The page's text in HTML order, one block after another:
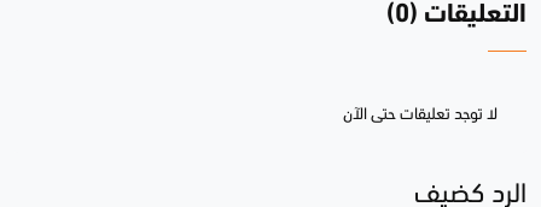
التعليقات (0)
لا توجد تعليقات حتى الآن
الرد كضيف